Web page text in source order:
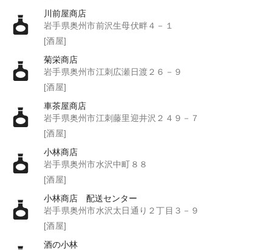
川前屋商店
岩手県奥州市前沢生母伏畔４－１
[酒屋]
菊栄商店
岩手県奥州市江刺広瀬日渡２６－９
[酒屋]
車茶屋商店
岩手県奥州市江刺藤里迎井沢２４９－７
[酒屋]
小林商店
岩手県奥州市水沢中町８８
[酒屋]
小林商店 配送センター
岩手県奥州市水沢太日通り２丁目３－９
[酒屋]
酒の小林